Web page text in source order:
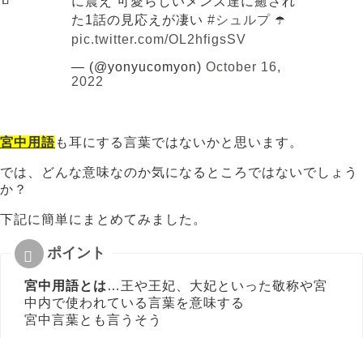
た1話の見応えが凄い #シュルプ ☂️
pic.twitter.com/OL2hfigsSV
— (@yonyucomyon) October 16,
2022
宮中用語も耳にする言葉ではないかと思います。
では、どんな意味なのか気になるところではないでしょう
か？
下記に簡単にまとめてみました。
宮中用語とは …王や王妃、大妃といった敬称や宮
中内で使われている言葉を意味する
宮中言葉とも言うそう